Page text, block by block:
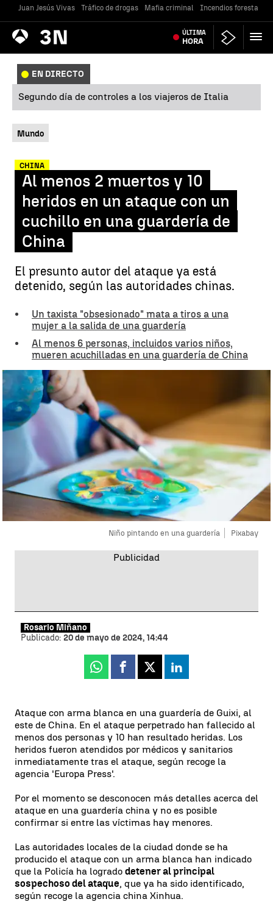
Juan Jesús Vivas Tráfico de drogas Mafia criminal Incendios forestales
Antena
3 Noticias ÚLTIMA
HORA
EN DIRECTO
Segundo día de controles a los viajeros de Italia
Mundo
CHINA
Al menos 2 muertos y 10
heridos en un ataque con un
cuchillo en una guardería de
China
El presunto autor del ataque ya está
detenido, según las autoridades chinas.
Un taxista "obsesionado" mata a tiros a una
mujer a la salida de una guardería
Al menos 6 personas, incluidos varios niños,
mueren acuchilladas en una guardería de China
Niño pintando en una guardería Pixabay
Rosario Miñano
Publicado: 20 de mayo de 2024, 14:44
Whatsapp
Facebook
X Linkedin
Ataque con arma blanca en una guardería de Guixi, al
este de China. En el ataque perpetrado han fallecido al
menos dos personas y 10 han resultado heridas. Los
heridos fueron atendidos por médicos y sanitarios
inmediatamente tras el ataque, según recoge la
agencia 'Europa Press'.
Por el momento se desconocen más detalles acerca del
ataque en una guardería china y no es posible
confirmar si entre las víctimas hay menores.
Las autoridades locales de la ciudad donde se ha
producido el ataque con un arma blanca han indicado
que la Policía ha logrado detener al principal
sospechoso del ataque, que ya ha sido identificado,
según recoge la agencia china Xinhua.